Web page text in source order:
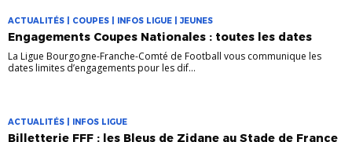
ACTUALITÉS | COUPES | INFOS LIGUE | JEUNES
Engagements Coupes Nationales : toutes les dates
La Ligue Bourgogne-Franche-Comté de Football vous communique les
dates limites d’engagements pour les dif...
ACTUALITÉS | INFOS LIGUE
Billetterie FFF : les Bleus de Zidane au Stade de France